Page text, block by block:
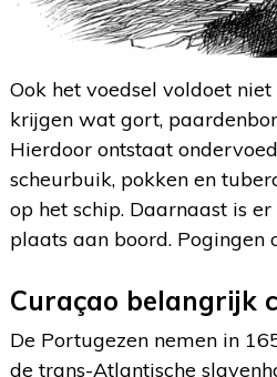
Ook het voedsel voldoet
krijgen wat gort,
Hierdoor ontstaat
scheurbuik, pokken en
op het schip. Daarnaast is
plaats aan boord. Pogingen
Curaçao belangrijk
De Portugezen nemen in
de trans-Atlantische